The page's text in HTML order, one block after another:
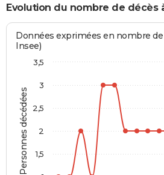
Evolution du nombre de décès
Personnes décédées
Données exprimées en nombre de
Insee)
1,5
2
2,5
3
3,5